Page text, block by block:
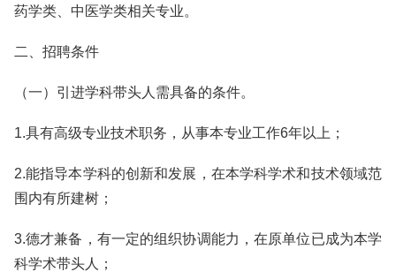
药学类、中医学类相关专业。
二、招聘条件
（一）引进学科带头人需具备的条件。
1.具有高级专业技术职务，从事本专业工作6年以上；
2.能指导本学科的创新和发展，在本学科学术和技术领域范
围内有所建树；
3.德才兼备，有一定的组织协调能力，在原单位已成为本学
科学术带头人；